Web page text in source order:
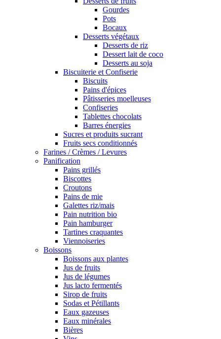
Gourdes
Pots
Bocaux
Desserts végétaux
Desserts de riz
Dessert lait de coco
Desserts au soja
Biscuiterie et Confiserie
Biscuits
Pains d'épices
Pâtisseries moelleuses
Confiseries
Tablettes chocolats
Barres énergies
Sucres et produits sucrant
Fruits secs conditionnés
Farines / Crèmes / Levures
Panification
Pains grillés
Biscottes
Croutons
Pains de mie
Galettes riz/mais
Pain nutrition bio
Pain hamburger
Tartines craquantes
Viennoiseries
Boissons
Boissons aux plantes
Jus de fruits
Jus de légumes
Jus lacto fermentés
Sirop de fruits
Sodas et Pétillants
Eaux gazeuses
Eaux minérales
Bières